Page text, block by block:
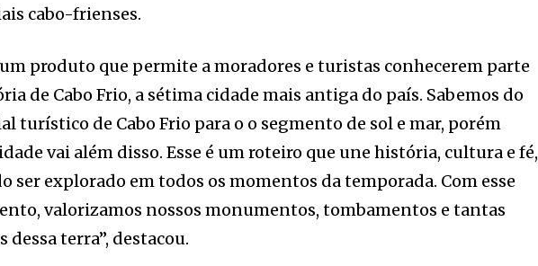
cabo-frienses.
um produto que permite a moradores e turistas conhecerem parte
de Cabo Frio, a sétima cidade mais antiga do país. Sabemos do
turístico de Cabo Frio para o o segmento de sol e mar, porém
vai além disso. Esse é um roteiro que une história, cultura e fé,
ser explorado em todos os momentos da temporada. Com esse
valorizamos nossos monumentos, tombamentos e tantas
dessa terra”, destacou.